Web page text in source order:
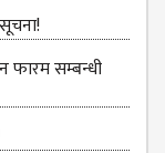
फारम सम्बन्धी